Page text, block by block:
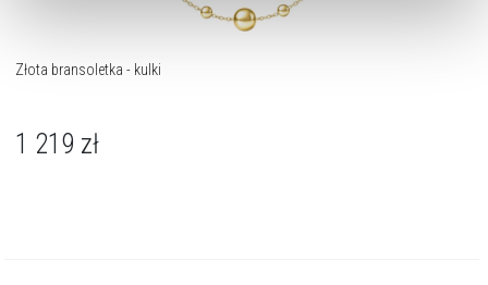
dokonać zmiany wybranych przez Ciebie plików cookie.
Złota bransoletka - kulki
1 219 zł